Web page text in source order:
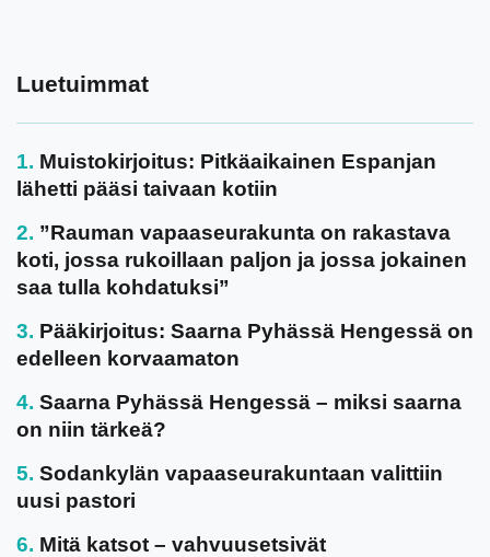
Luetuimmat
Muistokirjoitus: Pitkäaikainen Espanjan
lähetti pääsi taivaan kotiin
”Rauman vapaaseurakunta on rakastava
koti, jossa rukoillaan paljon ja jossa jokainen
saa tulla kohdatuksi”
Pääkirjoitus: Saarna Pyhässä Hengessä on
edelleen korvaamaton
Saarna Pyhässä Hengessä – miksi saarna
on niin tärkeä?
Sodankylän vapaaseurakuntaan valittiin
uusi pastori
Mitä katsot – vahvuusetsivät